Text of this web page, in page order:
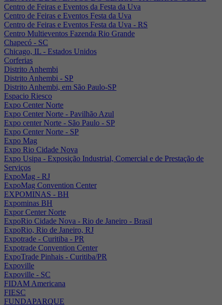
Centro de Feiras e Eventos da Festa da Uva
Centro de Feiras e Eventos Festa da Uva
Centro de Feiras e Eventos Festa da Uva - RS
Centro Multieventos Fazenda Rio Grande
Chapecó - SC
Chicago, IL - Estados Unidos
Corferias
Distrito Anhembi
Distrito Anhembi - SP
Distrito Anhembi, em São Paulo-SP
Espacio Riesco
Expo Center Norte
Expo Center Norte - Pavilhão Azul
Expo center Norte - São Paulo - SP
Expo Center Norte - SP
Expo Mag
Expo Rio Cidade Nova
Expo Usipa - Exposição Industrial, Comercial e de Prestação de
Serviços
ExpoMag - RJ
ExpoMag Convention Center
EXPOMINAS - BH
Expominas BH
Expor Center Norte
ExpoRio Cidade Nova - Rio de Janeiro - Brasil
ExpoRio, Rio de Janeiro, RJ
Expotrade - Curitiba - PR
Expotrade Convention Center
ExpoTrade Pinhais - Curitiba/PR
Expoville
Expoville - SC
FIDAM Americana
FIESC
FUNDAPARQUE